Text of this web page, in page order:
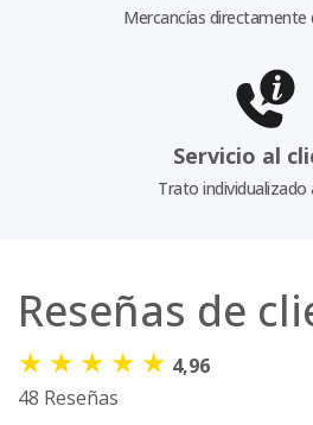
Mercancías directamente
Servicio al
Trato individualizado
Reseñas de
★ ★ ★ ★ ★ 4,96
48 Reseñas